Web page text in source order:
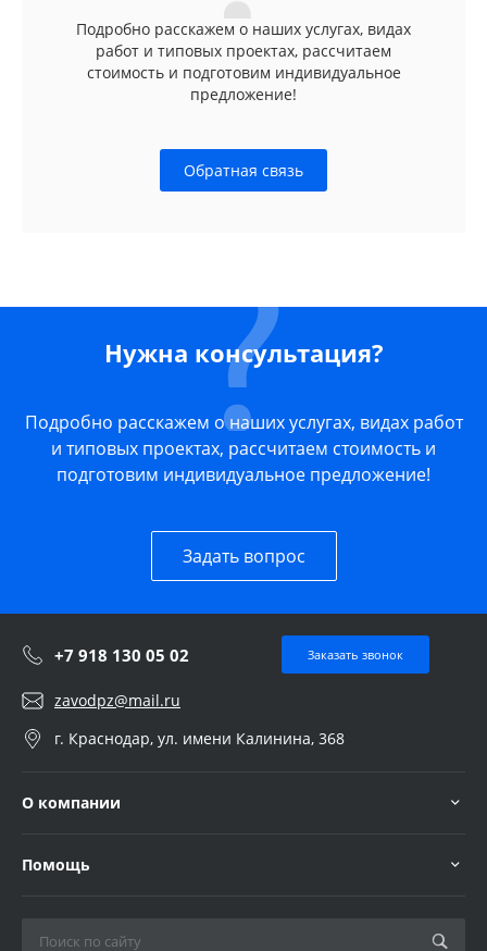
Подробно расскажем о наших услугах, видах
работ и типовых проектах, рассчитаем
стоимость и подготовим индивидуальное
предложение!
Обратная связь
Нужна консультация?
Подробно расскажем о наших услугах, видах работ
и типовых проектах, рассчитаем стоимость и
подготовим индивидуальное предложение!
Задать вопрос
+7 918 130 05 02 Заказать звонок
zavodpz@mail.ru
г. Краснодар, ул. имени Калинина, 368
О компании
Помощь